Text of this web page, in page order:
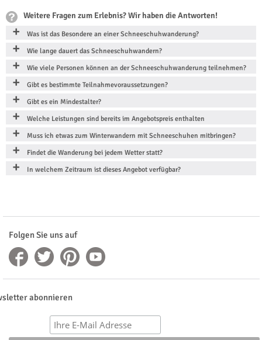
Weitere Fragen zum Erlebnis? Wir haben die Antworten!
Was ist das Besondere an einer Schneeschuhwanderung?
Wie lange dauert das Schneeschuhwandern?
Wie viele Personen können an der Schneeschuhwanderung teilnehmen?
Gibt es bestimmte Teilnahmevoraussetzungen?
Gibt es ein Mindestalter?
Welche Leistungen sind bereits im Angebotspreis enthalten
Muss ich etwas zum Winterwandern mit Schneeschuhen mitbringen?
Findet die Wanderung bei jedem Wetter statt?
In welchem Zeitraum ist dieses Angebot verfügbar?
Folgen Sie uns auf
abonnieren